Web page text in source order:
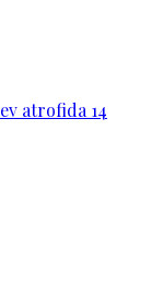
atrofida 14